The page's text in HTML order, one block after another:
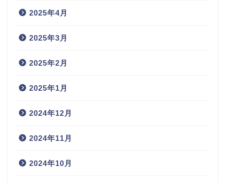
2025年4月
2025年3月
2025年2月
2025年1月
2024年12月
2024年11月
2024年10月